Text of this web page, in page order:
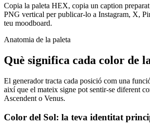
Copia la paleta HEX, copia un caption
PNG vertical per publicar-lo a Instagram, X,
teu moodboard.
Anatomia de la paleta
Què significa cada color de
El generador tracta cada posició com una
així que el mateix signe pot sentir-se diferent
Ascendent o Venus.
Color del Sol: la teva identitat